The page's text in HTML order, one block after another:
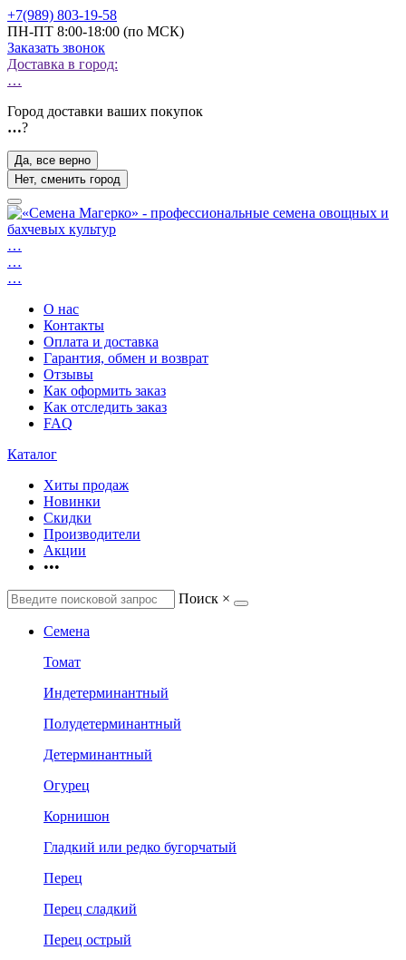
+7(989) 803-19-58
ПН-ПТ 8:00-18:00 (по МСК)
Заказать звонок
Доставка в город:
…
Город доставки ваших покупок
…?
Да, все верно
Нет, сменить город
…
…
…
О нас
Контакты
Оплата и доставка
Гарантия, обмен и возврат
Отзывы
Как оформить заказ
Как отследить заказ
FAQ
Каталог
Хиты продаж
Новинки
Скидки
Производители
Акции
•••
Поиск ×
Семена
Томат
Индетерминантный
Полудетерминантный
Детерминантный
Огурец
Корнишон
Гладкий или редко бугорчатый
Перец
Перец сладкий
Перец острый